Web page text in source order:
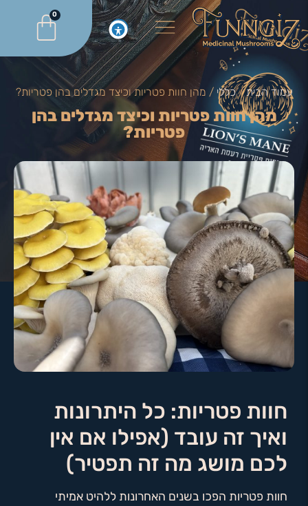
0
עמוד הבית/כללי / מהן חוות פטריות וכיצד מגדלים בהן פטריות?
מהן חוות פטריות וכיצד מגדלים בהן
פטריות?
חוות פטריות: כל היתרונות
ואיך זה עובד (אפילו אם אין
לכם מושג מה זה תפטיר)
חוות פטריות הפכו בשנים האחרונות ללהיט אמיתי